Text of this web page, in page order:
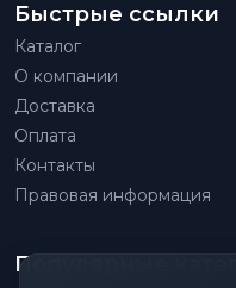
Быстрые ссылки
Каталог
О компании
Доставка
Оплата
Контакты
Правовая информация
Популярные